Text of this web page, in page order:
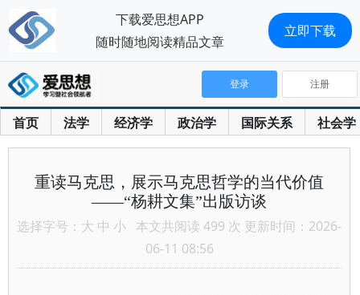
首页 法学 经济学 政治学 国际关系 社会学
登录 注册
重读马克思，展示马克思哲学的当代价值
——“杨耕文集”出版访谈
选择字号： 大 中 小 本文共阅读 499 次 更新时间：2026-
06-11 08:56
下载爱思想APP
随时随地阅读精品文章
立即下载